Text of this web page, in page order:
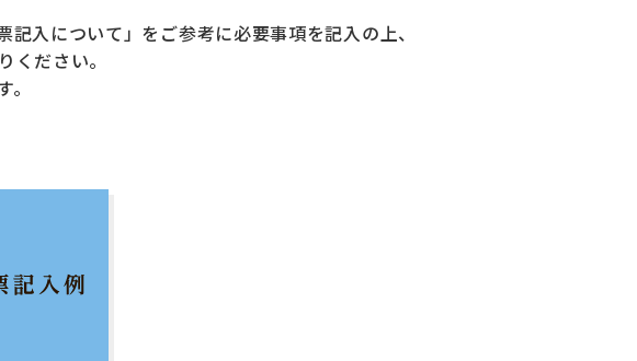
入について」をご参考に必要事項を記入の上、
ださい。